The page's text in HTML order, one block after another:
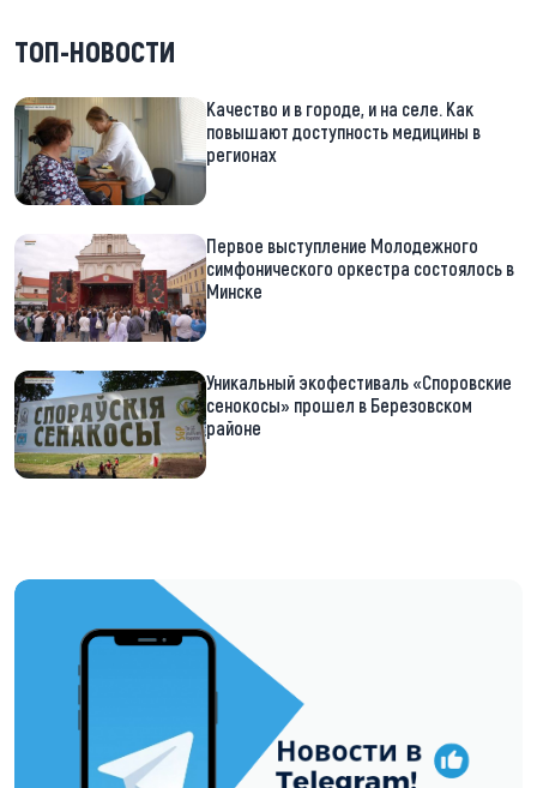
ТОП-НОВОСТИ
Качество и в городе, и на селе. Как
повышают доступность медицины в
регионах
Первое выступление Молодежного
симфонического оркестра состоялось в
Минске
Уникальный экофестиваль «Споровские
сенокосы» прошел в Березовском
районе
https://t.me/minskctvby